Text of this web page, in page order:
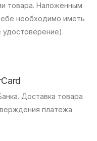
товара. Наложенным
необходимо иметь
удостоверение).
Доставка товара
платежа.